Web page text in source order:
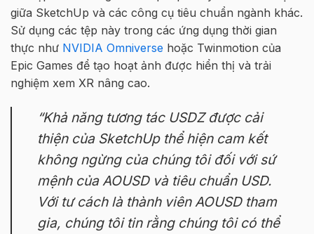
giữa SketchUp và các công cụ tiêu chuẩn ngành khác.
Sử dụng các tệp này trong các ứng dụng thời gian
thực như NVIDIA Omniverse hoặc Twinmotion của
Epic Games để tạo hoạt ảnh được hiển thị và trải
nghiệm xem XR nâng cao.
“Khả năng tương tác USDZ được cải
thiện của SketchUp thể hiện cam kết
không ngừng của chúng tôi đối với sứ
mệnh của AOUSD và tiêu chuẩn USD.
Với tư cách là thành viên AOUSD tham
gia, chúng tôi tin rằng chúng tôi có thể